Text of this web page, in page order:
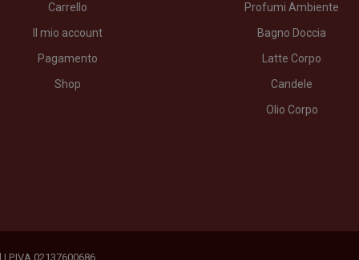
Carrello
Il mio account
Pagamento
Shop
Profumi Ambiente
Bagno Doccia
Latte Corpo
Candele
Olio Corpo
P.IVA 02137600686